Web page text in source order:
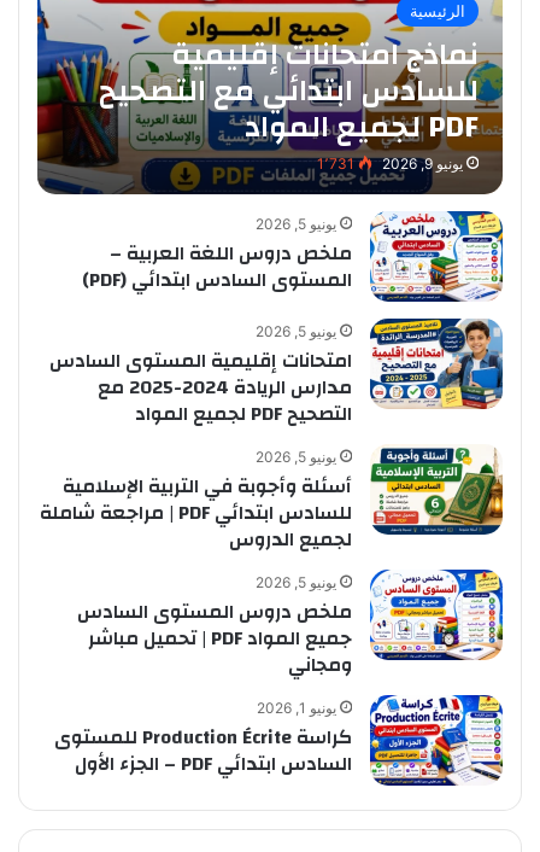
الرئيسية
نماذج امتحانات إقليمية
للسادس ابتدائي مع التصحيح
PDF لجميع المواد
يونيو 9, 2026 1٬731
يونيو 5, 2026
ملخص دروس اللغة العربية –
المستوى السادس ابتدائي (PDF)
يونيو 5, 2026
امتحانات إقليمية المستوى السادس
مدارس الريادة 2024-2025 مع
التصحيح PDF لجميع المواد
يونيو 5, 2026
أسئلة وأجوبة في التربية الإسلامية
للسادس ابتدائي PDF | مراجعة شاملة
لجميع الدروس
يونيو 5, 2026
ملخص دروس المستوى السادس
جميع المواد PDF | تحميل مباشر
ومجاني
يونيو 1, 2026
كراسة Production Écrite للمستوى
السادس ابتدائي PDF – الجزء الأول